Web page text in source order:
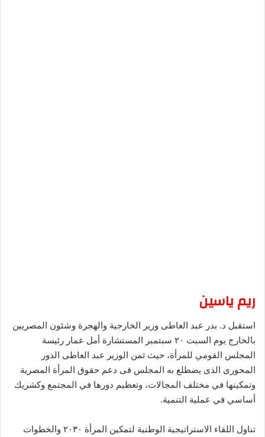
ريم ياسين
استقبل د. بدر عبد العاطى وزير الخارجية والهجرة وشئون المصريين
بالخارج يوم السبت ٢٠ سبتمبر المستشارة أمل عمار رئيسة
المجلس القومي للمرأة، حيث ثمن الوزير عبد العاطى الدور
المحورى الذى يضطلع به المجلس فى دعم حقوق المرأة المصرية
وتمكينها في مختلف المجالات، وتعظيم دورها في المجتمع وكشريك
أساسي في عملية التنمية.
تناول اللقاء الاستراتيجية الوطنية لتمكين المرأة ٢٠٣٠ والخطوات